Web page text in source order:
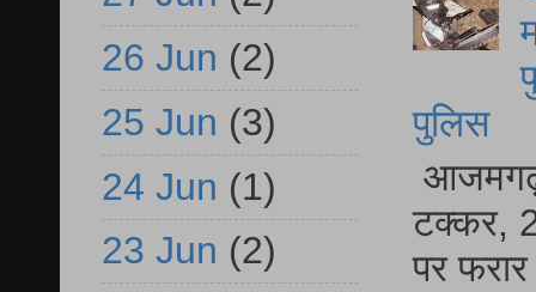
पुलिस
आजमगढ़
टक्कर,
पर
26 Jun (2)
25 Jun (3)
24 Jun (1)
23 Jun (2)